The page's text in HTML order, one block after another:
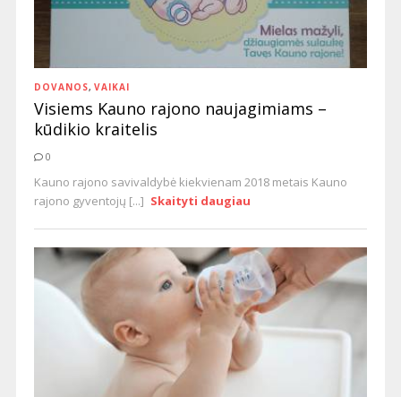
DOVANOS, VAIKAI
Visiems Kauno rajono naujagimiams –
kūdikio kraitelis
0
Kauno rajono savivaldybė kiekvienam 2018 metais Kauno
rajono gyventojų [...] Skaityti daugiau